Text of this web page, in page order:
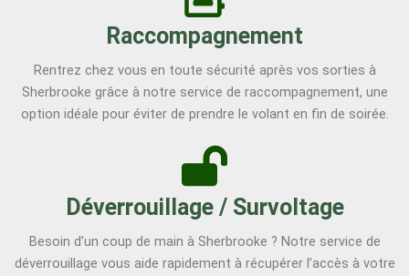
Raccompagnement
Rentrez chez vous en toute sécurité après vos sorties à
Sherbrooke grâce à notre service de raccompagnement, une
option idéale pour éviter de prendre le volant en fin de soirée.
Déverrouillage / Survoltage
Besoin d’un coup de main à Sherbrooke ? Notre service de
déverrouillage vous aide rapidement à récupérer l’accès à votre